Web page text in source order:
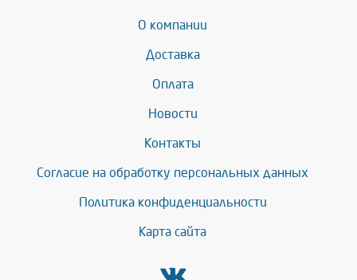
О компании
Доставка
Оплата
Новости
Контакты
Согласие на обработку персональных данных
Политика конфиденциальности
Карта сайта